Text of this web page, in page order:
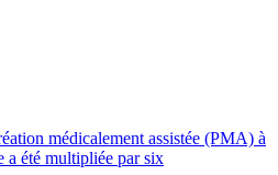
médicalement assistée (PMA) à
a été multipliée par six